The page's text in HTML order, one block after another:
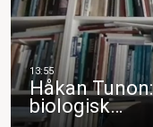
Håkan
biologisk…